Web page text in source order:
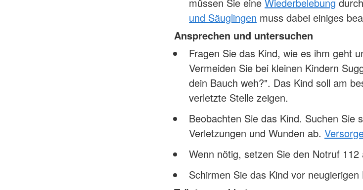
und Säuglingen muss dabei einiges
Ansprechen und untersuchen
Fragen Sie das Kind, wie es ihm geht
Vermeiden Sie bei kleinen Kindern
dein Bauch weh?". Das Kind soll am
verletzte Stelle zeigen.
Beobachten Sie das Kind. Suchen Sie
Verletzungen und Wunden ab.
Wenn nötig, setzen Sie den Notruf 112
Schirmen Sie das Kind vor neugierigen